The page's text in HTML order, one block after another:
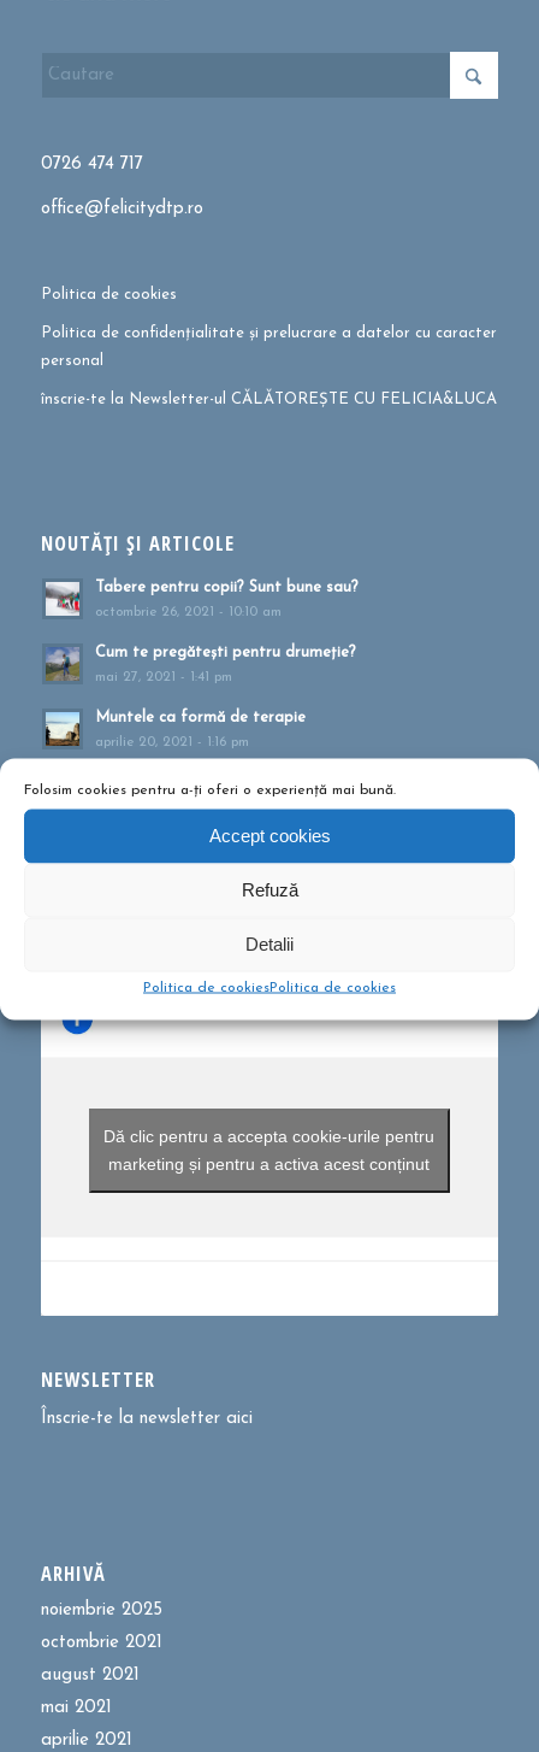
Folosim cookies pentru a-ți oferi o experiență mai bună.
Accept cookies
Refuză
Detalii
Politica de cookiesPolitica de cookies
0726 474 717
office@felicitydtp.ro
Politica de cookies
Politica de confidențialitate și prelucrare a datelor cu caracter
personal
înscrie-te la Newsletter-ul CĂLĂTOREȘTE CU FELICIA&LUCA
NOUTĂȚI ȘI ARTICOLE
Tabere pentru copii? Sunt bune sau?
octombrie 26, 2021 - 10:10 am
Cum te pregătești pentru drumeție?
mai 27, 2021 - 1:41 pm
Muntele ca formă de terapie
aprilie 20, 2021 - 1:16 pm
Drumeții montane pentru familii!
februarie 13, 2020 - 5:21 pm
Ce să conțină rucsacul într-o drumeție de o zi?
Dă clic pentru a accepta cookie-urile pentru
marketing și pentru a activa acest conținut
NEWSLETTER
Înscrie-te la newsletter aici
ARHIVĂ
noiembrie 2025
octombrie 2021
august 2021
mai 2021
aprilie 2021